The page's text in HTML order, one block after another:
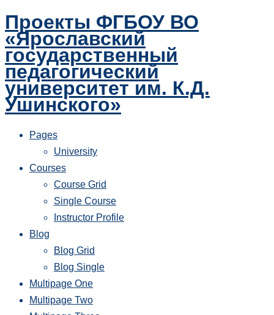
Проекты ФГБОУ ВО
«Ярославский
государственный
педагогический
университет им. К.Д.
Ушинского»
Pages
University
Courses
Course Grid
Single Course
Instructor Profile
Blog
Blog Grid
Blog Single
Multipage One
Multipage Two